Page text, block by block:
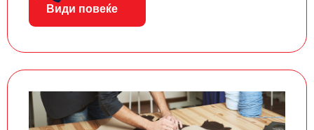
Види повеќе